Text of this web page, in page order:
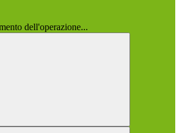
dell'operazione...